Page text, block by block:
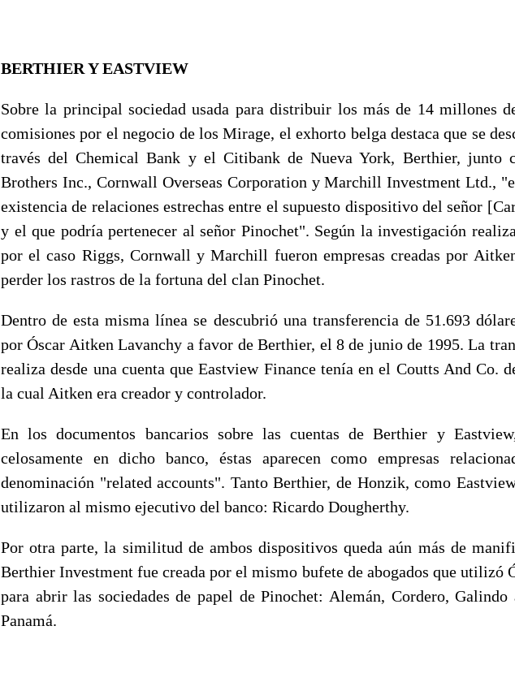
BERTHIER Y EASTVIEW
Sobre la principal sociedad usada para distribuir los más de 14 millones
comisiones por el negocio de los Mirage, el exhorto belga destaca que se
través del Chemical Bank y el Citibank de Nueva York, Berthier, junto
Brothers Inc., Cornwall Overseas Corporation y Marchill Investment Ltd.,
existencia de relaciones estrechas entre el supuesto dispositivo del señor
y el que podría pertenecer al señor Pinochet". Según la investigación
por el caso Riggs, Cornwall y Marchill fueron empresas creadas por
perder los rastros de la fortuna del clan Pinochet.
Dentro de esta misma línea se descubrió una transferencia de 51.693
por Óscar Aitken Lavanchy a favor de Berthier, el 8 de junio de 1995. La
realiza desde una cuenta que Eastview Finance tenía en el Coutts And Co.
la cual Aitken era creador y controlador.
En los documentos bancarios sobre las cuentas de Berthier y
celosamente en dicho banco, éstas aparecen como empresas
denominación "related accounts". Tanto Berthier, de Honzik, como
utilizaron al mismo ejecutivo del banco: Ricardo Dougherthy.
Por otra parte, la similitud de ambos dispositivos queda aún más de
Berthier Investment fue creada por el mismo bufete de abogados que utilizó
para abrir las sociedades de papel de Pinochet: Alemán, Cordero, Galindo
Panamá.